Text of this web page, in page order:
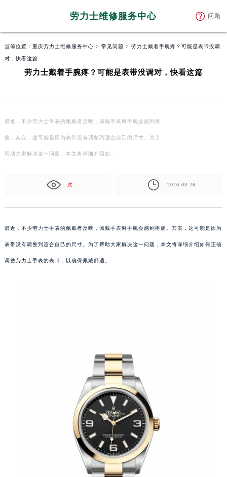
劳力士维修服务中心 问题
当前位置： 重庆劳力士维修服务中心 > 常见问题 > 劳力士戴着手腕疼？可能是表带没调
对，快看这篇
劳力士戴着手腕疼？可能是表带没调对，快看这篇
最近，不少劳力士手表的佩戴者反映，佩戴手表时手腕会感到疼
痛。其实，这可能是因为表带没有调整到适合自己的尺寸。为了
帮助大家解决这一问题，本文将详细介绍如…
次 2026-03-26
最近，不少劳力士手表的佩戴者反映，佩戴手表时手腕会感到疼痛。其实，这可能是因为
表带没有调整到适合自己的尺寸。为了帮助大家解决这一问题，本文将详细介绍如何正确
调整劳力士手表的表带，以确保佩戴舒适。